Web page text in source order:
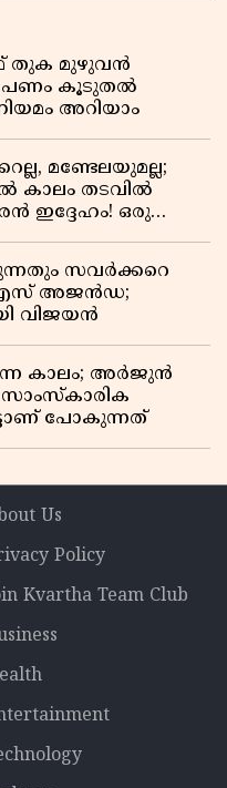
തുക മുഴുവൻ
പണം കൂടുതൽ
അറിയാം
മണ്ടേലയുമല്ല;
കാലം തടവിൽ
ഇദ്ദേഹം! ഒരു
സവർക്കറെ
അജൻഡ;
വിജയൻ
കാലം; അർജുൻ
പോകുന്നത്
Us
Policy
Kvartha Team Club